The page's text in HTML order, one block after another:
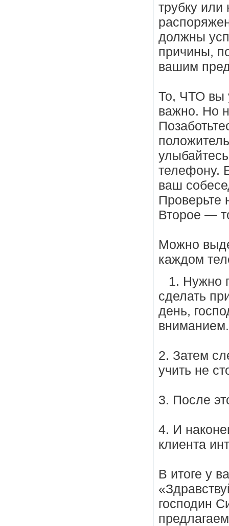
трубку
должны
причины,
вашим
То, ЧТО вы
важно. Но
телефону.
ваш
Проверьте
Второе —
Можно
каждом
1. Нужно
сделать
день,
вниманием.
2. Затем
учить не
3. После
4. И
клиента
В итоге у
господин